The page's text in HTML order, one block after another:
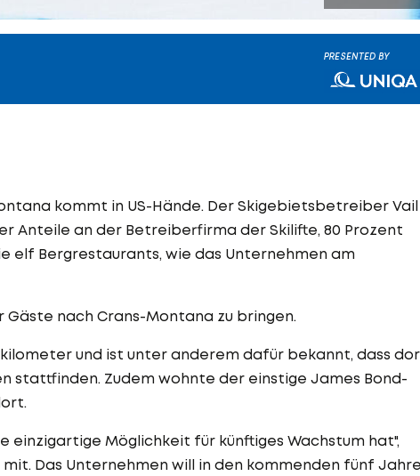
PRESENTED BY
kommt in US-Hände. Der Skigebietsbetreiber Vail
Anteile an der Betreiberfirma der Skilifte, 80 Prozent
elf Bergrestaurants, wie das Unternehmen am
Gäste nach Crans-Montana zu bringen.
und ist unter anderem dafür bekannt, dass
stattfinden. Zudem wohnte der einstige James Bond-
einzigartige Möglichkeit für künftiges Wachstum hat",
Das Unternehmen will in den kommenden fünf